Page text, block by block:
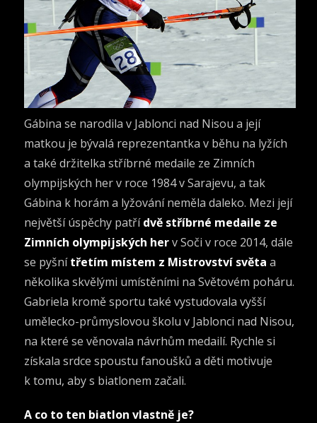
Gábina se narodila v Jablonci nad Nisou a její
matkou je bývalá reprezentantka v běhu na lyžích
a také držitelka stříbrné medaile ze Zimních
olympijských her v roce 1984 v Sarajevu, a tak
Gábina k horám a lyžování neměla daleko. Mezi její
největší úspěchy patřídvě stříbrné medaile ze
Zimních olympijských herv Soči v roce 2014, dále
se pyšnítřetím místem z Mistrovství světa a
několika skvělými umístěními na Světovém poháru.
Gabriela kromě sportu také vystudovala vyšší
umělecko-průmyslovou školu v Jablonci nad Nisou,
na které se věnovala návrhům medailí. Rychle si
získala srdce spoustu fanoušků a děti motivuje
k tomu, aby s biatlonem začali.
A co to ten biatlon vlastně je?